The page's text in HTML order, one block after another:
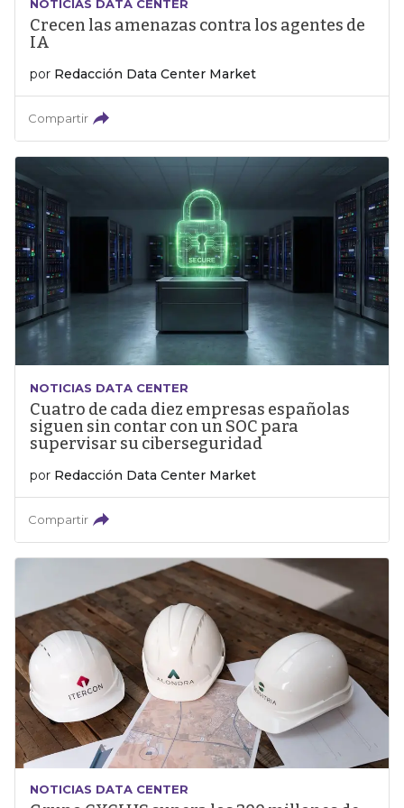
NOTICIAS DATA CENTER
Crecen las amenazas contra los agentes de
IA
por Redacción Data Center Market
Compartir
NOTICIAS DATA CENTER
Cuatro de cada diez empresas españolas
siguen sin contar con un SOC para
supervisar su ciberseguridad
por Redacción Data Center Market
Compartir
NOTICIAS DATA CENTER